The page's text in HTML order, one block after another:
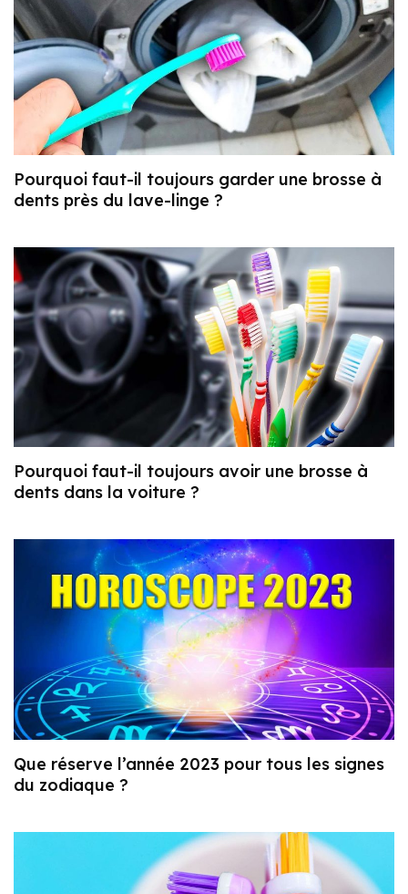
Pourquoi faut-il toujours garder une brosse à
dents près du lave-linge ?
Pourquoi faut-il toujours avoir une brosse à
dents dans la voiture ?
Que réserve l’année 2023 pour tous les signes
du zodiaque ?